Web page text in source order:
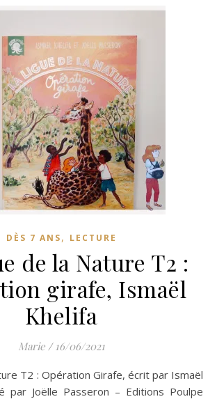
DÈS 7 ANS, LECTURE
de la Nature T2 :
girafe, Ismaël
Khelifa
Marie / 16/06/2021
par Joëlle Passeron – Editions Poulpe